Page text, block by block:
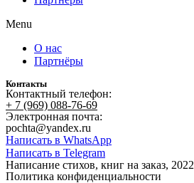
Menu
О нас
Партнёры
Контакты
Контактный телефон:
+ 7 (969) 088-76-69
Электронная почта:
pochta@yandex.ru
Написать в WhatsApp
Написать в Telegram
Написание стихов, книг на заказ, 2022
Политика конфиденциальности